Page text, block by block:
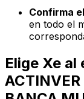
Confirma
en todo el
Elige Xe al